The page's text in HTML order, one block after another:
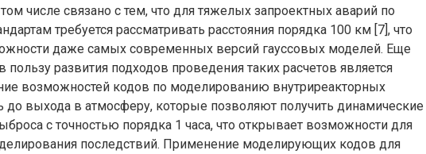
числе связано с тем, что для тяжелых запроектных аварий по
требуется рассматривать расстояния порядка 100 км [7], что
даже самых современных версий гауссовых моделей. Еще
развития подходов проведения таких расчетов является
возможностей кодов по моделированию внутриреакторных
до выхода в атмосферу, которые позволяют получить динамические
с точностью порядка 1 часа, что открывает возможности для
последствий. Применение моделирующих кодов для